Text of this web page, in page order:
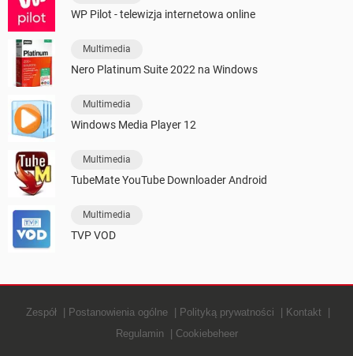
WP Pilot - telewizja internetowa online
Multimedia
Nero Platinum Suite 2022 na Windows
Multimedia
Windows Media Player 12
Multimedia
TubeMate YouTube Downloader Android
Multimedia
TVP VOD
Zespół Postanowienia ogólne Polityką prywatności
Kontakt
Regulamin
Cookiebeheer